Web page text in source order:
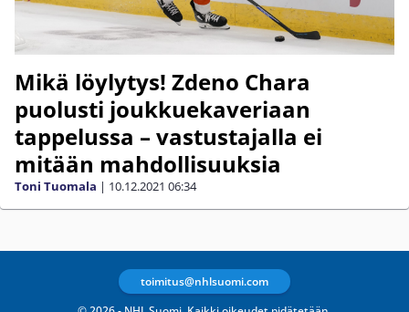
Mikä löylytys! Zdeno Chara
puolusti joukkuekaveriaan
tappelussa – vastustajalla ei
mitään mahdollisuuksia
Toni Tuomala | 10.12.2021 06:34
toimitus@nhlsuomi.com